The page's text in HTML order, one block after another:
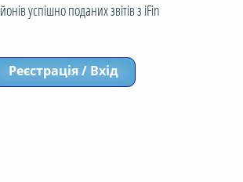
успішно поданих звітів з iFin
Реєстрація / Вхід